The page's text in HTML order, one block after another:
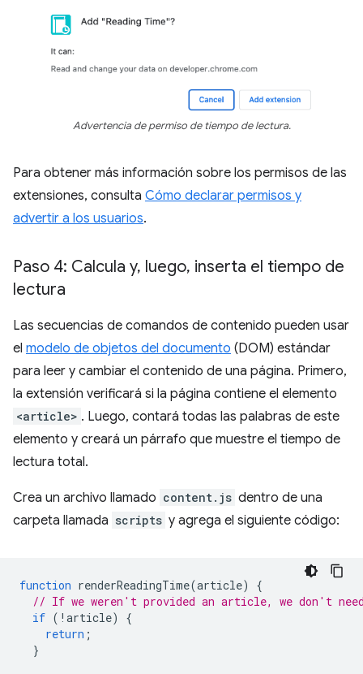
Advertencia de permiso de tiempo de lectura.
Para obtener más información sobre los permisos de las
extensiones, consulta Cómo declarar permisos y
advertir a los usuarios.
Paso 4: Calcula y, luego, inserta el tiempo de
lectura
Las secuencias de comandos de contenido pueden usar
el modelo de objetos del documento (DOM) estándar
para leer y cambiar el contenido de una página. Primero,
la extensión verificará si la página contiene el elemento
<article> . Luego, contará todas las palabras de este
elemento y creará un párrafo que muestre el tiempo de
lectura total.
Crea un archivo llamado content.js dentro de una
carpeta llamada scripts y agrega el siguiente código:
function renderReadingTime(article)
{
// If we weren't provided an article, we don't
if ( ! article)
{
return ;
}